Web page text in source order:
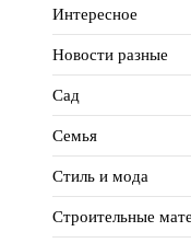
Интересное
Новости разные
Сад
Семья
Стиль и мода
Строительные